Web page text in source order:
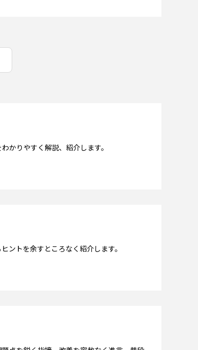
かりやすく解説、紹介します。
ントを余すところなく紹介します。